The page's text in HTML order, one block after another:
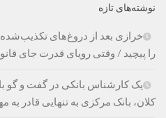
نوشته‌های تازه
خرازی بعد از دروغ‌های
را پیچید / وقتی رویای قدرت جای
یک کارشناس بانکی در گفت و گو
کلان، بانک مرکزی به تنهایی قادر به